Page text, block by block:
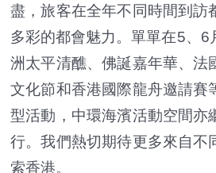
盡，旅客在全年不同時間到訪
多彩的都會魅力。單單在5、6
洲太平清醮、佛誕嘉年華、法
文化節和香港國際龍舟邀請賽
型活動，中環海濱活動空間亦
行。我們熱切期待更多來自不
索香港。